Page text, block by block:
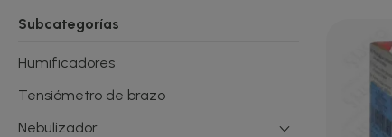
Subcategorías
Humificadores
Tensiómetro de brazo
Nebulizador